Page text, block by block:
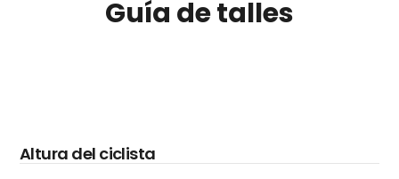
Guía de talles
Altura del ciclista